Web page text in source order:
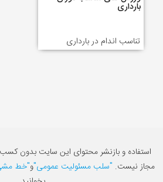
بارداری
تناسب اندام در بارداری
استفاده و بازنشر محتوای این سایت بدون
مجاز نیست. "سلب مسئولیت عمومی"و"خط